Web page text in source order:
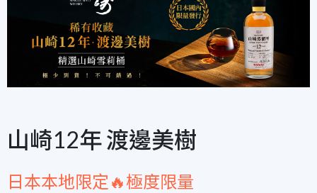
山崎12年 渡邊美樹
日本本地限定🔥極度限量